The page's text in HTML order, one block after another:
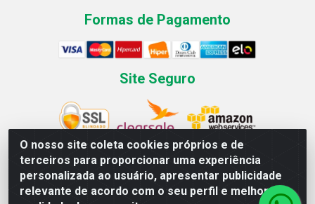
O nosso site coleta cookies próprios e de
terceiros para proporcionar uma experiência
personalizada ao usuário, apresentar publicidade
relevante de acordo com o seu perfil e melhorar a
Formas de Pagamento
Site Seguro
Casas Freire.com Comercial de Eletrodomésticos LTDA
Av. Londrina, 367 - Canivete - Linhares / ES - CEP